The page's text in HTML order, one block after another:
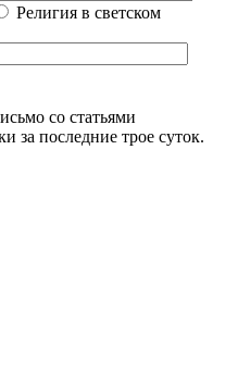
Религия в светском
со статьями
за последние трое суток.